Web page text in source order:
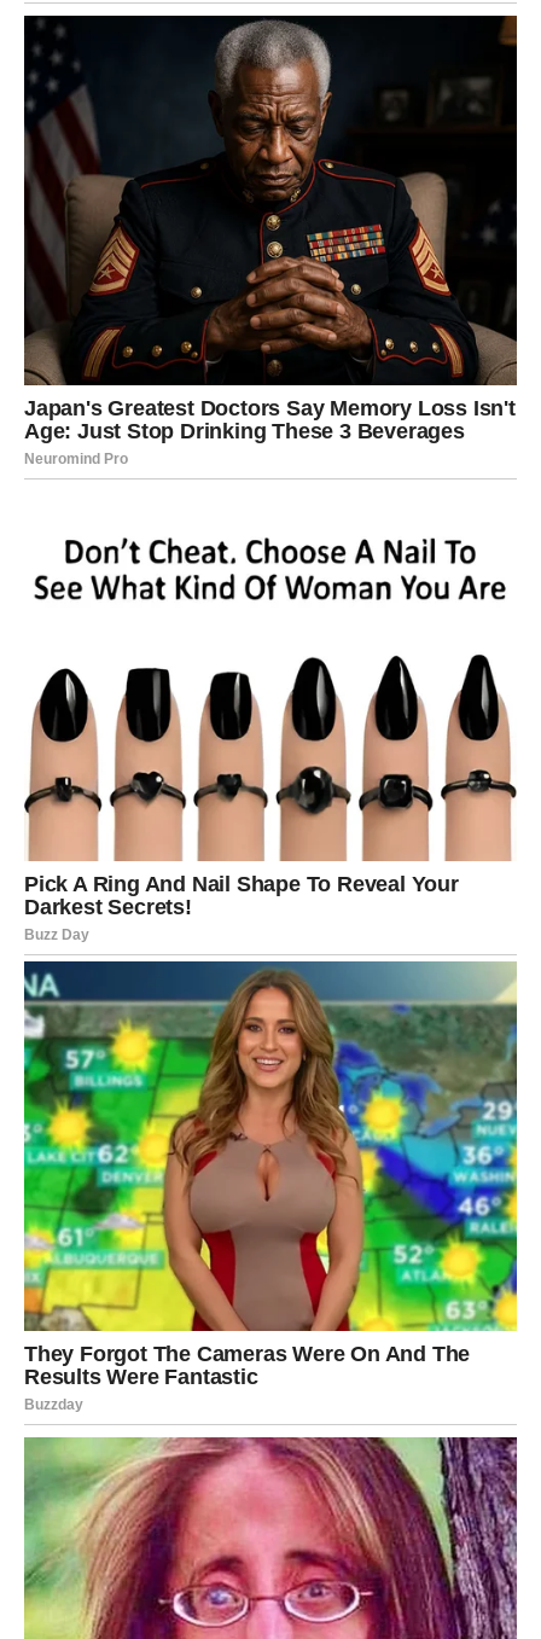
U ljubavi, Jarac ulazi u zreliju fazu. Više nema potrebe za
dokazivanjem, borbom ili kontrolom. Ljubav dolazi kao
podrška, a ne kao teret. Zauzeti Jarčevi jačaju veze, dok
slobodni mogu upoznati osobu koja razume vašu dubinu,
ambicije i tišinu. Ovo je godina u kojoj učite da podelite
teret – i sreću.